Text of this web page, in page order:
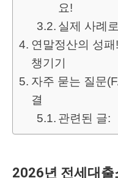
요!
실제 사례
연말정산의 성
챙기기
자주 묻는 질문
결
관련된 글:
2026년 전세대출